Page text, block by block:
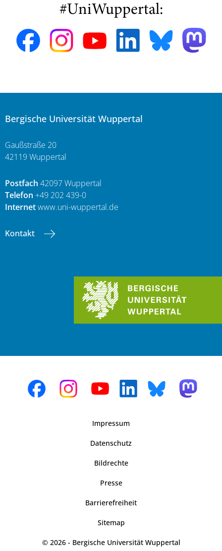
#UniWuppertal:
Bergische Universität Wuppertal
Gaußstraße 20
42119 Wuppertal
Postfach 42097 Wuppertal
Telefon +49 202 439-0
Internetwww.uni-wuppertal.de
Kontakt
Impressum
Datenschutz
Bildrechte
Presse
Barrierefreiheit
Sitemap
© 2026 - Bergische Universität Wuppertal